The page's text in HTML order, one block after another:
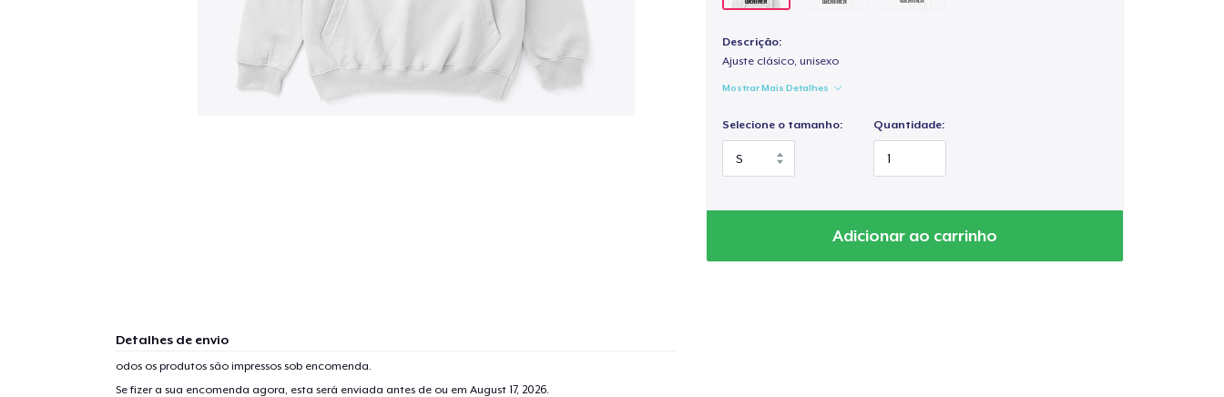
Descrição:
Ajuste clásico, unisexo
Mostrar Mais Detalhes
Selecione o tamanho: Quantidade:
Adicionar ao carrinho
Detalhes de envio
odos os produtos são impressos sob encomenda.
Se fizer a sua encomenda agora, esta será enviada antes de ou em August 17, 2026.